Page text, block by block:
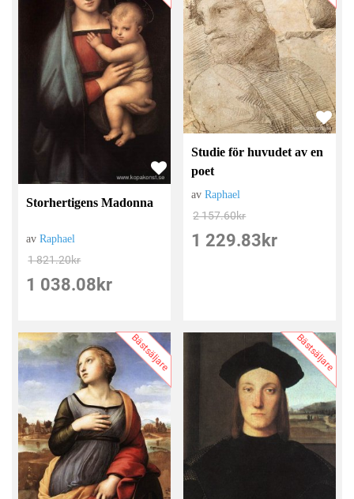
Storhertigens Madonna
avRaphael
1 821.20kr
1 038.08 kr
Studie för huvudet av en
poet
avRaphael
2 157.60kr
1 229.83 kr
Bästsäljare Bästsäljare